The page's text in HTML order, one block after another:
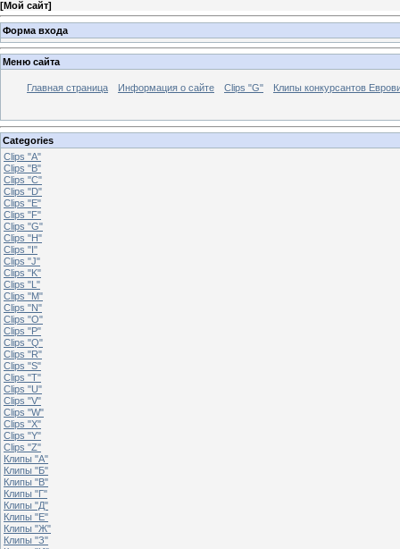
[Мой сайт]
Форма входа
Меню сайта
Главная страница Информация о сайте Clips "G" Клипы конкурсантов
Categories
Clips "A"
Clips "B"
Clips "C"
Clips "D"
Clips "E"
Clips "F"
Clips "G"
Clips "H"
Clips "I"
Clips "J"
Clips "K"
Clips "L"
Clips "M"
Clips "N"
Clips "O"
Clips "P"
Clips "Q"
Clips "R"
Clips "S"
Clips "T"
Clips "U"
Clips "V"
Clips "W"
Clips "X"
Clips "Y"
Clips "Z"
Клипы "А"
Клипы "Б"
Клипы "В"
Клипы "Г"
Клипы "Д"
Клипы "Е"
Клипы "Ж"
Клипы "З"